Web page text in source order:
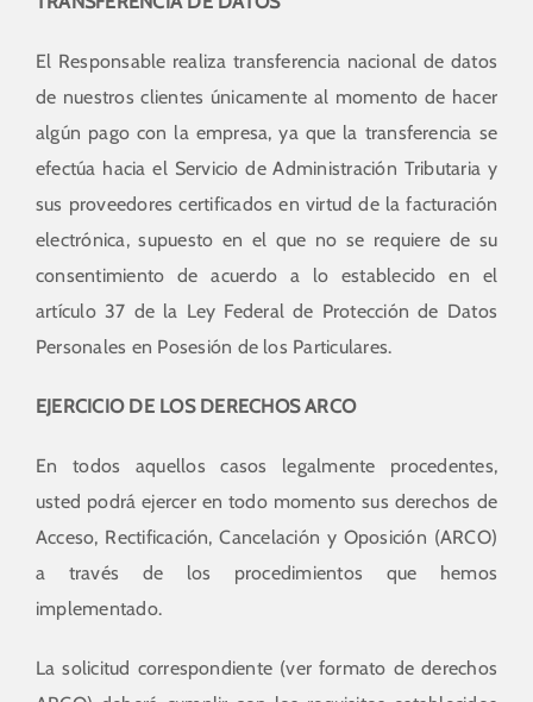
El Responsable realiza transferencia nacional de datos
de nuestros clientes únicamente al momento de hacer
algún pago con la empresa, ya que la transferencia se
efectúa hacia el Servicio de Administración Tributaria y
sus proveedores certificados en virtud de la facturación
electrónica, supuesto en el que no se requiere de su
consentimiento de acuerdo a lo establecido en el
artículo 37 de la Ley Federal de Protección de Datos
Personales en Posesión de los Particulares.
EJERCICIO DE LOS DERECHOS ARCO
En todos aquellos casos legalmente procedentes,
usted podrá ejercer en todo momento sus derechos de
Acceso, Rectificación, Cancelación y Oposición (ARCO)
a través de los procedimientos que hemos
implementado.
La solicitud correspondiente (ver formato de derechos